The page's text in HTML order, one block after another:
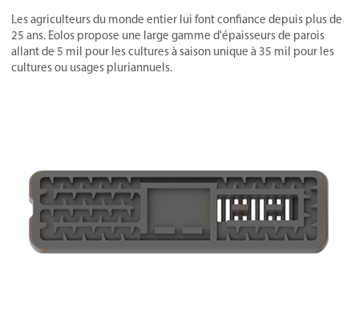
Les agriculteurs du monde entier lui font confiance depuis plus de
25 ans. Eolos propose une large gamme d'épaisseurs de parois
allant de 5 mil pour les cultures à saison unique à 35 mil pour les
cultures ou usages pluriannuels.